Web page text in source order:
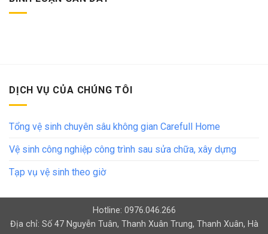
DỊCH VỤ CỦA CHÚNG TÔI
Tổng vệ sinh chuyên sâu không gian Carefull Home
Vệ sinh công nghiệp công trình sau sửa chữa, xây dựng
Tạp vụ vệ sinh theo giờ
Hotline: 0976.046.266
Địa chỉ: Số 47 Nguyễn Tuân, Thanh Xuân Trung, Thanh Xuân, Hà